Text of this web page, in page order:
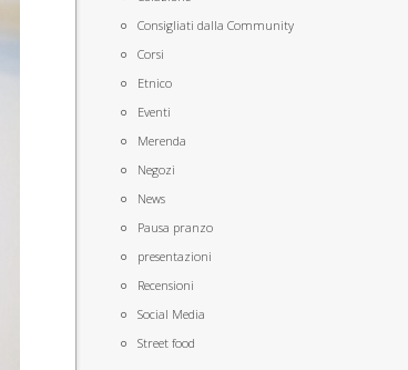
Consigliati dalla Community
Corsi
Etnico
Eventi
Merenda
Negozi
News
Pausa pranzo
presentazioni
Recensioni
Social Media
Street food